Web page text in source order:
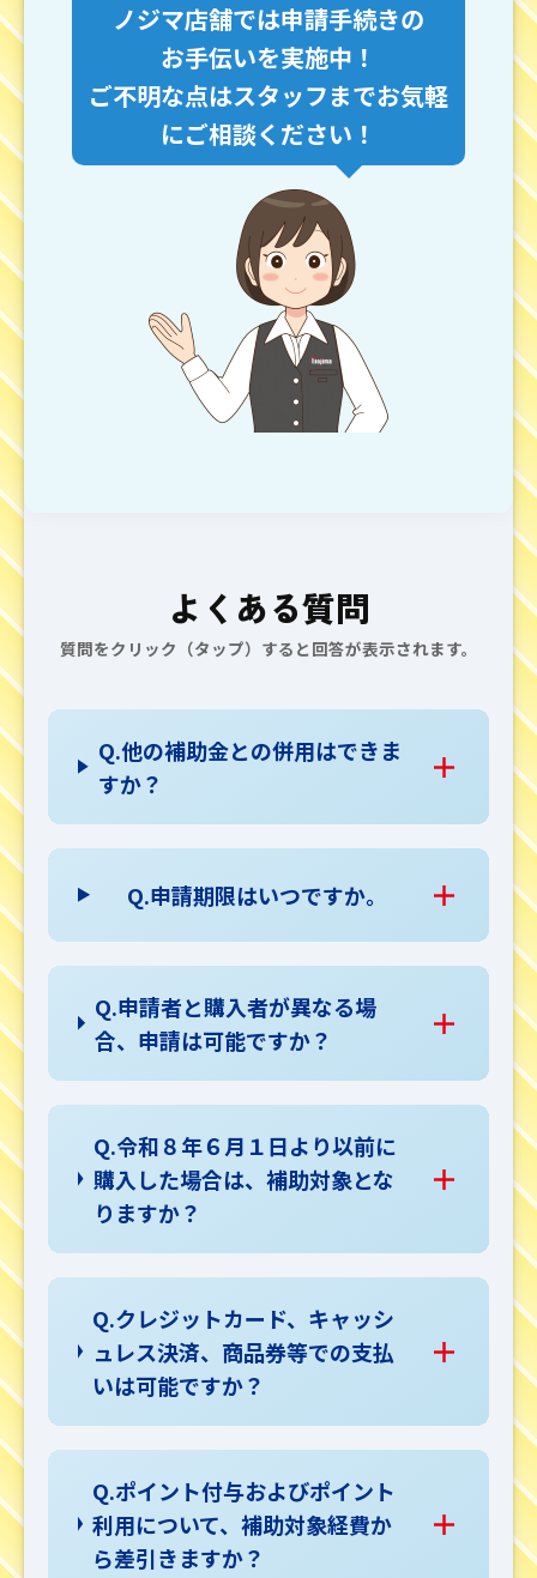
ノジマ店舗では申請手続きの
お手伝いを実施中！
ご不明な点はスタッフまでお気軽
にご相談ください！
よくある質問
質問をクリック（タップ）すると回答が表示されます。
Q.他の補助金との併用はできま
すか？
Q.申請期限はいつですか。
Q.申請者と購入者が異なる場
合、申請は可能ですか？
Q.令和８年６月１日より以前に
購入した場合は、補助対象とな
りますか？
Q.クレジットカード、キャッシ
ュレス決済、商品券等での支払
いは可能ですか？
Q.ポイント付与およびポイント
利用について、補助対象経費か
ら差引きますか？